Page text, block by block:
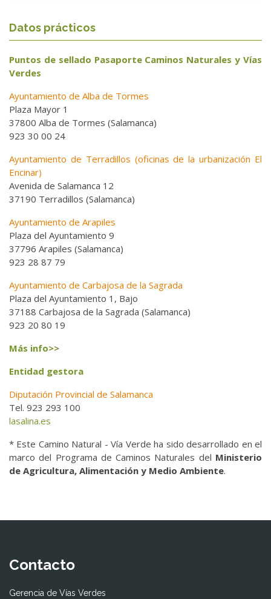
Datos prácticos
Puntos de sellado Pasaporte Caminos Naturales y Vías
Verdes
Ayuntamiento de Alba de Tormes
Plaza Mayor 1
37800 Alba de Tormes (Salamanca)
923 30 00 24
Ayuntamiento de Terradillos (oficinas de la urbanización El
Encinar)
Avenida de Salamanca 12
37190 Terradillos (Salamanca)
Ayuntamiento de Arapiles
Plaza del Ayuntamiento 9
37796 Arapiles (Salamanca)
923 28 87 79
Ayuntamiento de Carbajosa de la Sagrada
Plaza del Ayuntamiento 1, Bajo
37188 Carbajosa de la Sagrada (Salamanca)
923 20 80 19
Más info>>
Entidad gestora
Diputación Provincial de Salamanca
Tel. 923 293 100
lasalina.es
* Este Camino Natural - Vía Verde ha sido desarrollado en el
marco del Programa de Caminos Naturales del Ministerio
de Agricultura, Alimentación y Medio Ambiente.
Contacto
Gerencia de Vías Verdes